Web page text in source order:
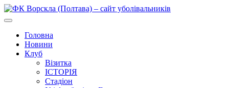
Головна
Новини
Клуб
Візитка
ІСТОРІЯ
Стадіон